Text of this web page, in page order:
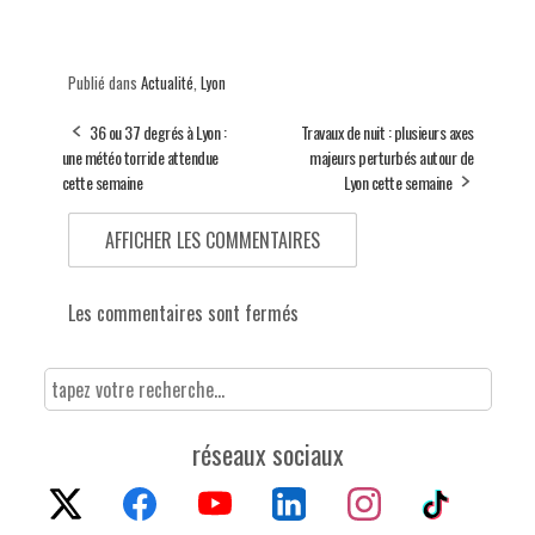
Publié dans Actualité Lyon
36 ou 37 degrés à Lyon :
une météo torride attendue
cette semaine
Travaux de nuit : plusieurs axes
majeurs perturbés autour de
Lyon cette semaine
AFFICHER LES COMMENTAIRES
Les commentaires sont fermés
réseaux sociaux